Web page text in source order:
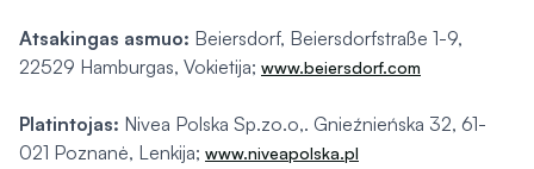
Atsakingas asmuo: Beiersdorf, Beiersdorfstraße 1-9,
22529 Hamburgas, Vokietija; www.beiersdorf.com
Platintojas: Nivea Polska Sp.zo.o,. Gnieźnieńska 32, 61-
021 Poznanė, Lenkija; www.niveapolska.pl